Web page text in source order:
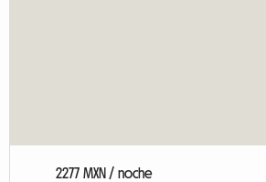
2277 MXN / noche